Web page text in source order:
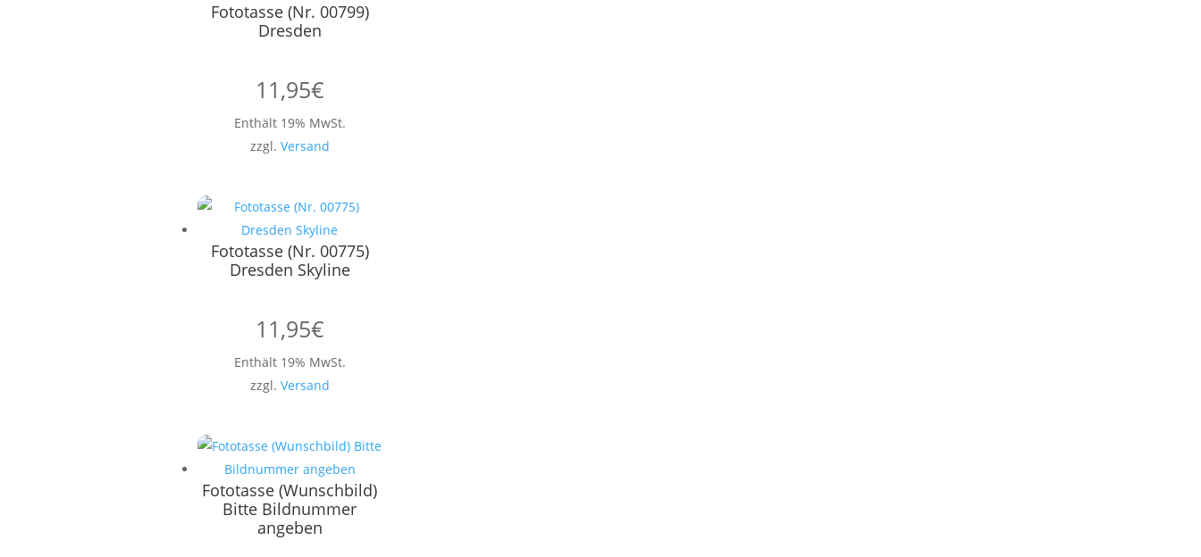
Fototasse (Nr. 00799)
Dresden
11,95€
Enthält 19% MwSt.
zzgl. Versand
Fototasse (Nr. 00775)
Dresden Skyline
11,95€
Enthält 19% MwSt.
zzgl. Versand
Fototasse (Wunschbild)
Bitte Bildnummer
angeben